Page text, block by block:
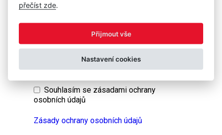
Souhlasím se zásadami ochrany
osobních údajů
Zásady ochrany osobních údajů
přečíst zde.
Přijmout vše
Nastavení cookies